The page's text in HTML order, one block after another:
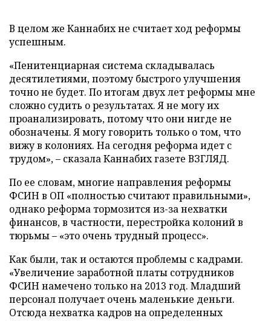
В целом же Каннабих не считает ход реформы
успешным.
«Пенитенциарная система складывалась
десятилетиями, поэтому быстрого улучшения
точно не будет. По итогам двух лет реформы мне
сложно судить о результатах. Я не могу их
проанализировать, потому что они нигде не
обозначены. Я могу говорить только о том, что
вижу в колониях. На сегодня реформа идет с
трудом», – сказала Каннабих газете ВЗГЛЯД.
По ее словам, многие направления реформы
ФСИН в ОП «полностью считают правильными»,
однако реформа тормозится из-за нехватки
финансов, в частности, перестройка колоний в
тюрьмы – «это очень трудный процесс».
Как были, так и остаются проблемы с кадрами.
«Увеличение заработной платы сотрудников
ФСИН намечено только на 2013 год. Младший
персонал получает очень маленькие деньги.
Отсюда нехватка кадров на определенных